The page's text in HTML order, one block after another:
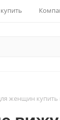
женщин купить